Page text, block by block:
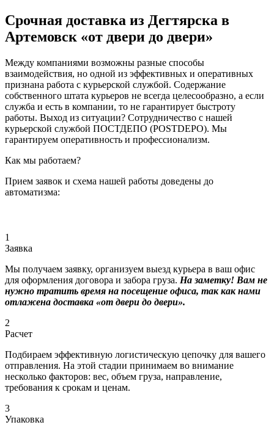
Срочная доставка из Дегтярска в
Артемовск «от двери до двери»
Между компаниями возможны разные способы
взаимодействия, но одной из эффективных и оперативных
признана работа с курьерской службой. Содержание
собственного штата курьеров не всегда целесообразно, а если
служба и есть в компании, то не гарантирует быстроту
работы. Выход из ситуации? Сотрудничество с нашей
курьерской службой ПОСТДЕПО (POSTDEPO). Мы
гарантируем оперативность и профессионализм.
Как мы работаем?
Прием заявок и схема нашей работы доведены до
автоматизма:
1
Заявка
Мы получаем заявку, организуем выезд курьера в ваш офис
для оформления договора и забора груза. На заметку! Вам не
нужно тратить время на посещение офиса, так как нами
отлажена доставка «от двери до двери».
2
Расчет
Подбираем эффективную логистическую цепочку для вашего
отправления. На этой стадии принимаем во внимание
несколько факторов: вес, объем груза, направление,
требования к срокам и ценам.
3
Упаковка